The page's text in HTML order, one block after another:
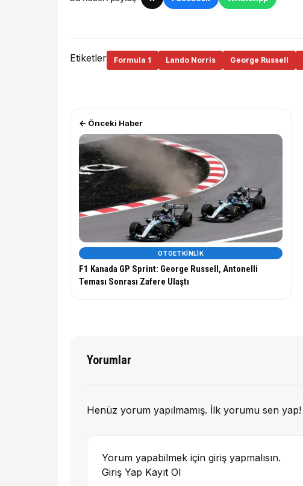
Etiketler Formula 1 Lando Norris George Russell
← Önceki Haber
OTOETKINLIK
F1 Kanada GP Sprint: George Russell, Antonelli
Teması Sonrası Zafere Ulaştı
Yorumlar
Henüz yorum yapılmamış. İlk yorumu sen yap!
Yorum yapabilmek için giriş yapmalısın.
Giriş Yap Kayıt Ol